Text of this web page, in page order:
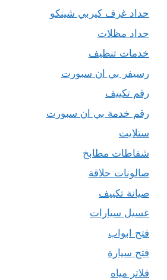
حداد غرف كيربي شينكو
حداد مظلات
خدمات تنظيف
رسيفر بي ان سبورت
رقم تكييف
رقم خدمة بي ان سبورت
ستلايت
شفاطات مطابخ
صالونات حلاقة
صيانة تكييف
غسيل سيارات
فتح ابواب
فتح سيارة
فلاتر مياه